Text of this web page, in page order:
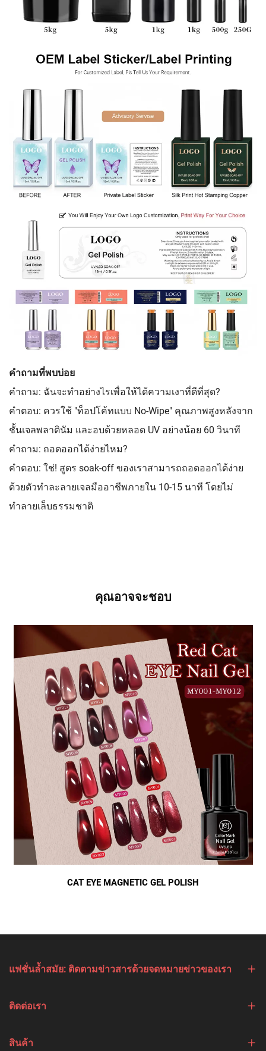
คำถามที่พบบ่อย
คำถาม: ฉันจะทำอย่างไรเพื่อให้ได้ความเงาที่ดีที่สุด?
คำตอบ: ควรใช้ "ท็อปโค้ทแบบ No-Wipe" คุณภาพสูงหลังจาก
ชั้นเจลพลาตินัม และอบด้วยหลอด UV อย่างน้อย 60 วินาที
คำถาม: ถอดออกได้ง่ายไหม?
คำตอบ: ใช่! สูตร soak-off ของเราสามารถถอดออกได้ง่าย
ด้วยตัวทำละลายเจลมืออาชีพภายใน 10-15 นาที โดยไม่
ทำลายเล็บธรรมชาติ
คุณอาจจะชอบ
CAT EYE MAGNETIC GEL POLISH
แฟชั่นล้ำสมัย: ติดตามข่าวสารด้วยจดหมายข่าวของเรา
ติดต่อเรา
สินค้า